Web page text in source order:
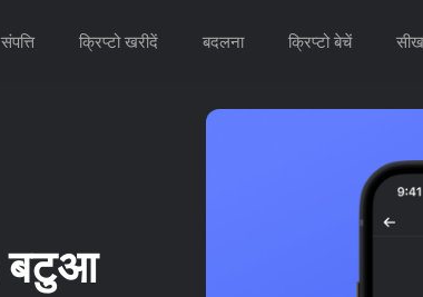
संपत्ति क्रिप्टो खरीदें बदलना क्रिप्टो बेचें
बटुआ